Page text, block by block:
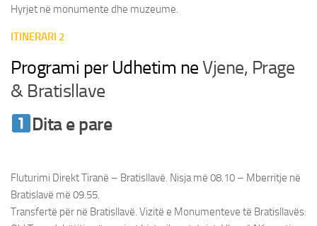
Hyrjet në monumente dhe muzeume.
ITINERARI 2
Programi per Udhetim neVjene, Prage
& Bratisllave
Dita e pare
Fluturimi Direkt Tiranë – Bratisllavë. Nisja më 08.10 – Mberritje në
Bratislavë më 09.55.
Transfertë për në Bratisllavë. Vizitë e Monumenteve të Bratisllavës: